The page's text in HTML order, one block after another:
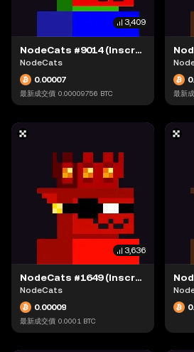
3,409
NodeCats #9014 (Inscription #63942797)
NodeCats
0.00007
最新成交價 0.00009756 BTC 最新
3,636
NodeCats #1649 (Inscription #63868413)
NodeCats
0.00009
最新成交價 0.0001 BTC